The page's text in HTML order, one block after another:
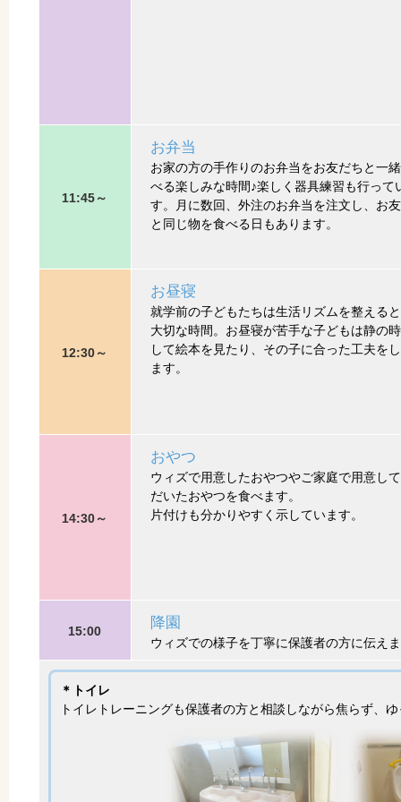
11:45～
お弁当
お家の方の手作りのお弁当をお友だちと一
べる楽しみな時間♪楽しく器具練習も行って
す。月に数回、外注のお弁当を注文し、お
と同じ物を食べる日もあります。
12:30～
お昼寝
就学前の子どもたちは生活リズムを整える
大切な時間。お昼寝が苦手な子どもは静の
して絵本を見たり、その子に合った工夫を
ます。
14:30～
おやつ
ウィズで用意したおやつやご家庭で用意し
だいたおやつを食べます。
片付けも分かりやすく示しています。
15:00 降園
ウィズでの様子を丁寧に保護者の方に伝え
＊トイレ
トイレトレーニングも保護者の方と相談しながら焦らず、